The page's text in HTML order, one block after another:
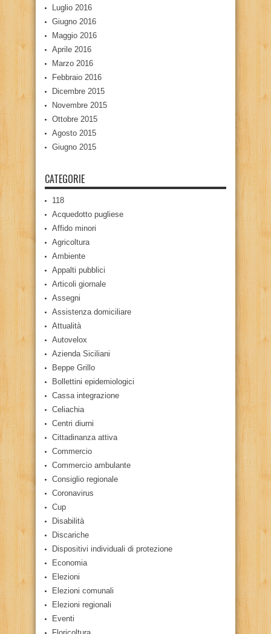
Luglio 2016
Giugno 2016
Maggio 2016
Aprile 2016
Marzo 2016
Febbraio 2016
Dicembre 2015
Novembre 2015
Ottobre 2015
Agosto 2015
Giugno 2015
CATEGORIE
118
Acquedotto pugliese
Affido minori
Agricoltura
Ambiente
Appalti pubblici
Articoli giornale
Assegni
Assistenza domiciliare
Attualità
Autovelox
Azienda Siciliani
Beppe Grillo
Bollettini epidemiologici
Cassa integrazione
Celiachia
Centri diurni
Cittadinanza attiva
Commercio
Commercio ambulante
Consiglio regionale
Coronavirus
Cup
Disabilità
Discariche
Dispositivi individuali di protezione
Economia
Elezioni
Elezioni comunali
Elezioni regionali
Eventi